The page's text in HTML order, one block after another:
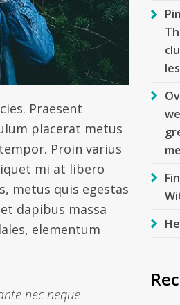
Praesent
placerat metus
Proin varius
mi at libero
metus quis egestas
dapibus massa
elementum
nec neque